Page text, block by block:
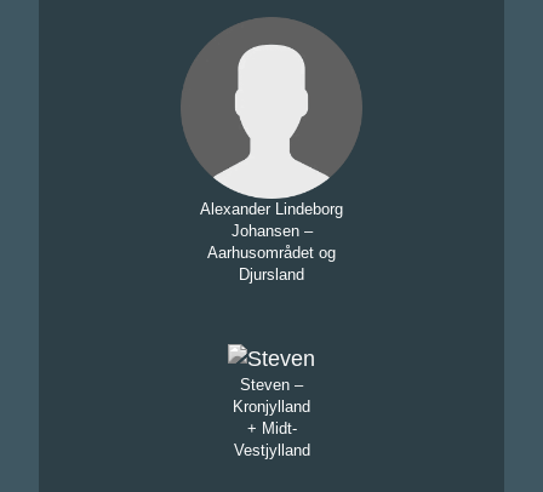
Alexander Lindeborg
Johansen –
Aarhusområdet og
Djursland
Steven –
Kronjylland
+ Midt-
Vestjylland